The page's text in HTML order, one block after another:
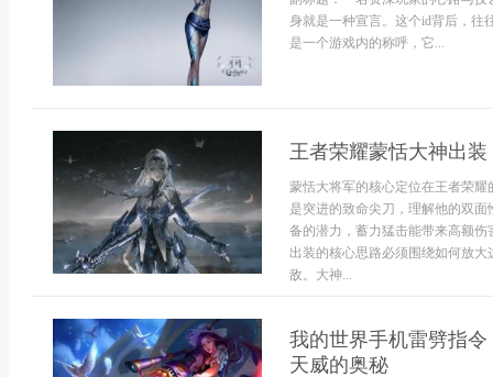
身就是一种宣言。这个id背后，往
是一个游戏内的称呼，它...
王者荣耀蒙恬大神出
蒙恬大将军的核心定位在王者荣
是突进的致命尖刀，理解他的双
备的潜力，蓄力猛击能带来高额
出装的核心思路必须围绕如何放
敌。大神...
我的世界手机雷劈指
天威的奥秘